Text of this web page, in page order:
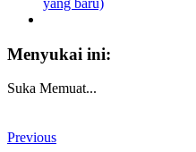
Menyukai ini:
Suka Memuat...
Previous